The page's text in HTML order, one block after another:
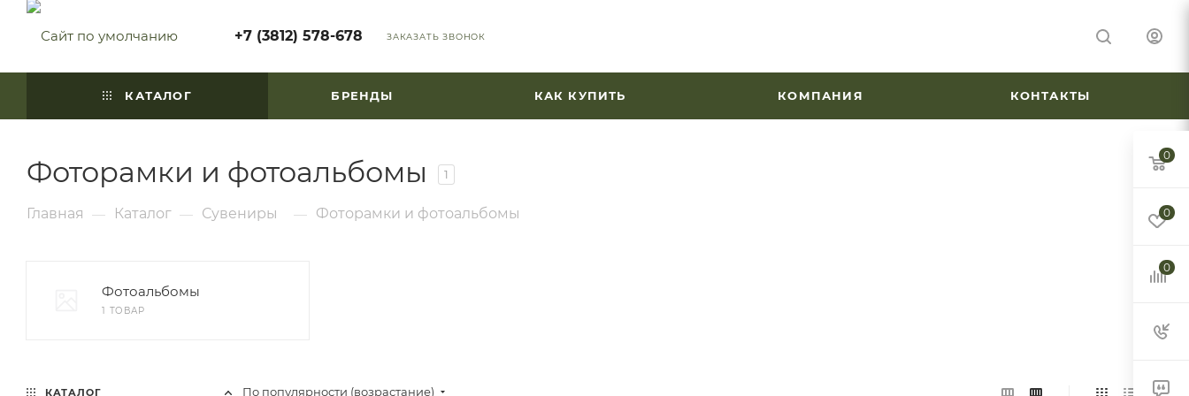
+7 (3812) 578-678 ЗАКАЗАТЬ ЗВОНОК
КАТАЛОГ БРЕНДЫ КАК КУПИТЬ КОМПАНИЯ КОНТАКТЫ
Фоторамки и фотоальбомы 1
Главная — Каталог — Сувениры — Фоторамки и фотоальбомы
Фотоальбомы
1 ТОВАР
По популярности (возрастание)
КАТАЛОГ
0
0
0